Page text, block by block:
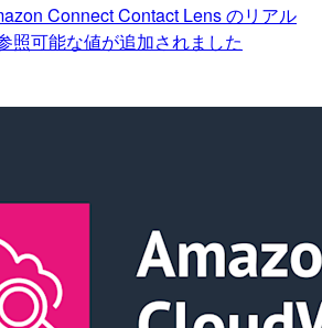
Connect Contact Lens のリアル
照可能な値が追加されました